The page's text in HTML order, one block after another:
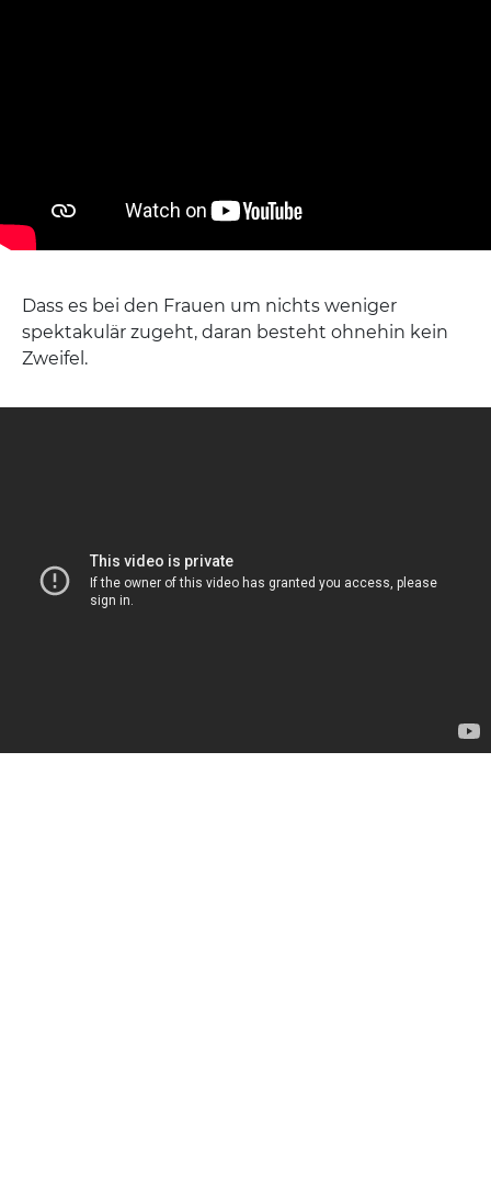
Dass es bei den Frauen um nichts weniger
spektakulär zugeht, daran besteht ohnehin kein
Zweifel.